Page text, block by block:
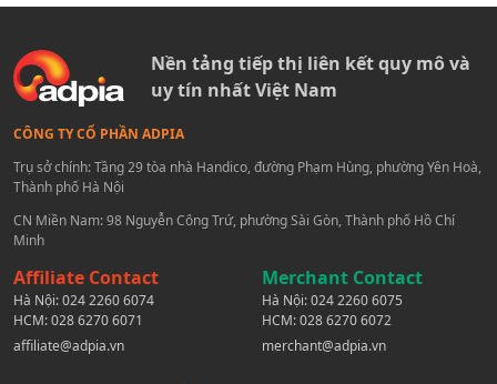
Nền tảng tiếp thị liên kết quy mô và
uy tín nhất Việt Nam
CÔNG TY CỔ PHẦN ADPIA
Trụ sở chính: Tầng 29 tòa nhà Handico, đường Phạm Hùng, phường Yên Hoà,
Thành phố Hà Nội
CN Miền Nam: 98 Nguyễn Công Trứ, phường Sài Gòn, Thành phố Hồ Chí
Minh
Affiliate Contact
Hà Nội:024 2260 6074
HCM:028 6270 6071
affiliate@adpia.vn
Merchant Contact
Hà Nội:024 2260 6075
HCM:028 6270 6072
merchant@adpia.vn